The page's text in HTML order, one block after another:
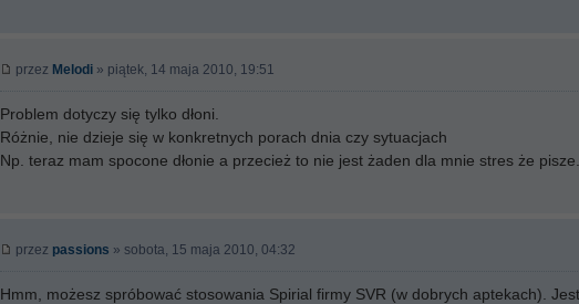
przez Melodi » piątek, 14 maja 2010, 19:51
Problem dotyczy się tylko dłoni.
Różnie, nie dzieje się w konkretnych porach dnia czy sytuacjach
Np. teraz mam spocone dłonie a przecież to nie jest żaden dla mnie stres że pisze...
przez passions » sobota, 15 maja 2010, 04:32
Hmm, możesz spróbować stosowania Spirial firmy SVR (w dobrych aptekach).